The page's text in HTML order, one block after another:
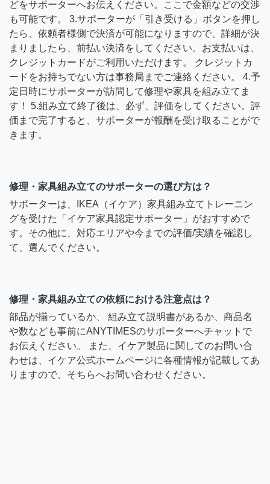
どをサポーターへお伝えください。ここで金額などの交渉
も可能です。 3.サポーターが「引き受ける」ボタンを押し
たら、依頼者様側で決済が可能になりますので、詳細が決
まりましたら、前払い決済をしてください。お支払いは、
クレジットカードがご利用いただけます。 クレジットカ
ードをお持ちでない方は事務局までご連絡ください。 4.予
定日時にサポーターが訪問して修理や家具を組み立てま
す！ 5.組み立て終了後は、必ず、評価をしてください。評
価まで完了すると、サポーターが報酬を受け取ることがで
きます。
修理・家具組み立てのサポーターの選び方は？
サポーターは、IKEA（イケア）家具組み立てトレーニン
グを受けた「イケア家具認定サポーター」がおすすめで
す。その他に、対応エリアや今までの評価/実績を確認し
て、選んでください。
修理・家具組み立ての依頼における注意点は？
部品が揃っているか、 組み立て説明書があるか、商品名
や数なども事前にANYTIMESのサポーターへチャットで
お伝えください。 また、イケア製品に関してのお問い合
わせは、イケア公式ホームページに各種情報が記載してあ
りますので、そちらへお問い合わせください。